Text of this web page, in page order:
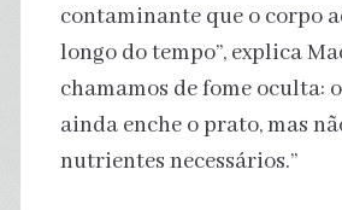
contaminante que o corpo
longo do tempo”, explica
chamamos de fome oculta:
ainda enche o prato, mas
nutrientes necessários.”